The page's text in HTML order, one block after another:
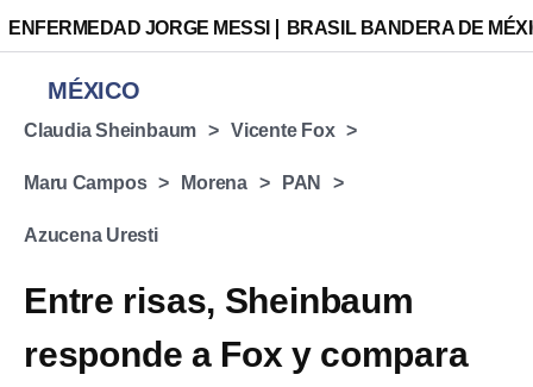
ENFERMEDAD JORGE MESSI BRASIL BANDERA DE
MÉXICO
Claudia Sheinbaum Vicente Fox
Maru Campos Morena PAN
Azucena Uresti
Entre risas, Sheinbaum
responde a Fox y compara